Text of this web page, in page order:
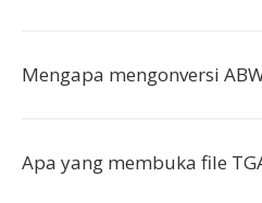
Mengapa mengonversi
Apa yang membuka file